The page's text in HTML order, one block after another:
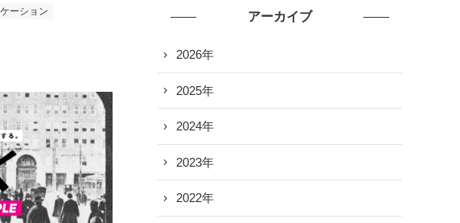
ーション アーカイブ
2026年
2025年
2024年
2023年
2022年